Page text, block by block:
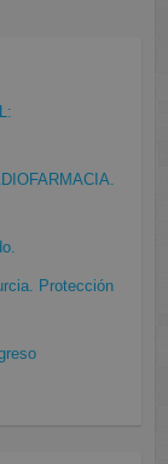
Protección